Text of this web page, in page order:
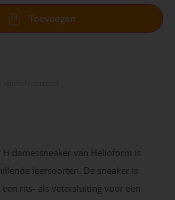
Toevoegen
H damessneaker van Helioform is
leersoorten. De sneaker is
rits- als vetersluiting voor een